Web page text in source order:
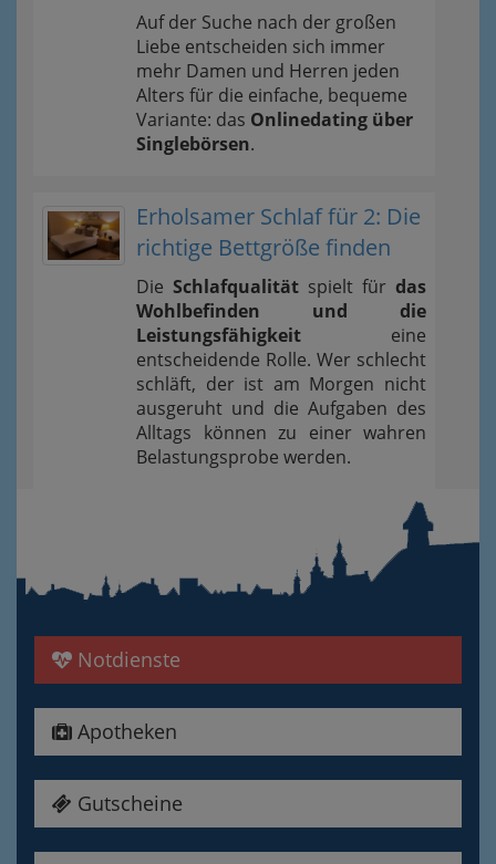
Auf der Suche nach der großen
Liebe entscheiden sich immer
mehr Damen und Herren jeden
Alters für die einfache, bequeme
Variante: das Onlinedating über
Singlebörsen.
Erholsamer Schlaf für 2: Die
richtige Bettgröße finden
Die Schlafqualität spielt für das
Wohlbefinden und die
Leistungsfähigkeit eine
entscheidende Rolle. Wer schlecht
schläft, der ist am Morgen nicht
ausgeruht und die Aufgaben des
Alltags können zu einer wahren
Belastungsprobe werden.
Notdienste
Apotheken
Gutscheine